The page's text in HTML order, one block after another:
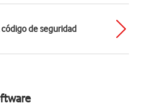
de seguridad